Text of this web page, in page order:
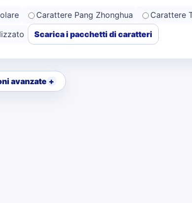
Carattere Pang Zhonghua
Carattere
Scarica i pacchetti di caratteri
avanzate